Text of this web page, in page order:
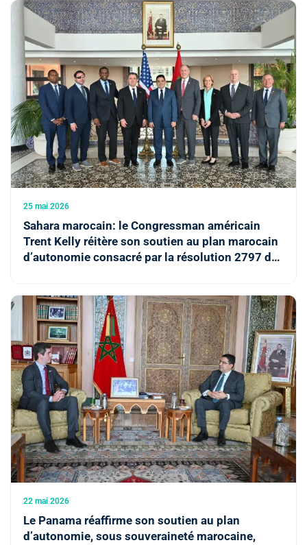
25 mai 2026
Sahara marocain: le Congressman américain
Trent Kelly réitère son soutien au plan marocain
d’autonomie consacré par la résolution 2797 du
22 mai 2026
Le Panama réaffirme son soutien au plan
d’autonomie, sous souveraineté marocaine,